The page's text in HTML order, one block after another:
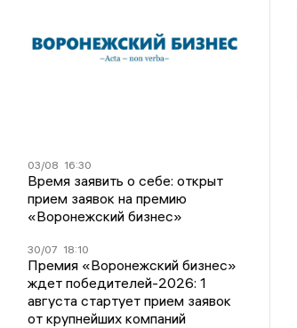
03/08 16:30
Время заявить о себе: открыт
прием заявок на премию
«Воронежский бизнес»
30/07 18:10
Премия «Воронежский бизнес»
ждет победителей-2026: 1
августа стартует прием заявок
от крупнейших компаний